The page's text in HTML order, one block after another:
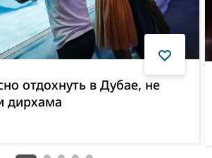
отдохнуть в Дубае, не
дирхама